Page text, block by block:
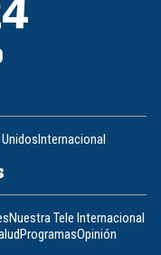
Internacional
Nuestra Tele Internacional
ProgramasOpinión